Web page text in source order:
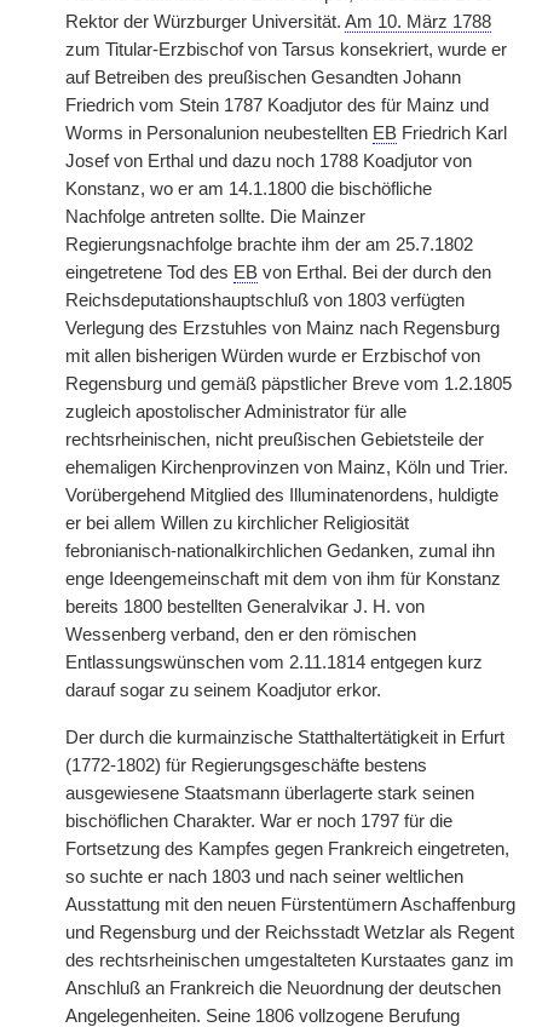
Rektor der Würzburger Universität. Am 10. März 1788
zum Titular-Erzbischof von Tarsus konsekriert, wurde er
auf Betreiben des preußischen Gesandten Johann
Friedrich vom Stein 1787 Koadjutor des für Mainz und
Worms in Personalunion neubestellten EB Friedrich Karl
Josef von Erthal und dazu noch 1788 Koadjutor von
Konstanz, wo er am 14.1.1800 die bischöfliche
Nachfolge antreten sollte. Die Mainzer
Regierungsnachfolge brachte ihm der am 25.7.1802
eingetretene Tod des EB von Erthal. Bei der durch den
Reichsdeputationshauptschluß von 1803 verfügten
Verlegung des Erzstuhles von Mainz nach Regensburg
mit allen bisherigen Würden wurde er Erzbischof von
Regensburg und gemäß päpstlicher Breve vom 1.2.1805
zugleich apostolischer Administrator für alle
rechtsrheinischen, nicht preußischen Gebietsteile der
ehemaligen Kirchenprovinzen von Mainz, Köln und Trier.
Vorübergehend Mitglied des Illuminatenordens, huldigte
er bei allem Willen zu kirchlicher Religiosität
febronianisch-nationalkirchlichen Gedanken, zumal ihn
enge Ideengemeinschaft mit dem von ihm für Konstanz
bereits 1800 bestellten Generalvikar J. H. von
Wessenberg verband, den er den römischen
Entlassungswünschen vom 2.11.1814 entgegen kurz
darauf sogar zu seinem Koadjutor erkor.
Der durch die kurmainzische Statthaltertätigkeit in Erfurt
(1772-1802) für Regierungsgeschäfte bestens
ausgewiesene Staatsmann überlagerte stark seinen
bischöflichen Charakter. War er noch 1797 für die
Fortsetzung des Kampfes gegen Frankreich eingetreten,
so suchte er nach 1803 und nach seiner weltlichen
Ausstattung mit den neuen Fürstentümern Aschaffenburg
und Regensburg und der Reichsstadt Wetzlar als Regent
des rechtsrheinischen umgestalteten Kurstaates ganz im
Anschluß an Frankreich die Neuordnung der deutschen
Angelegenheiten. Seine 1806 vollzogene Berufung